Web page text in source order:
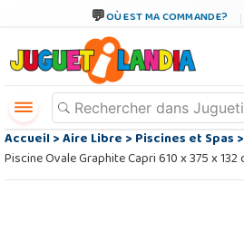
OÙ EST MA COMMANDE?
Accueil>Aire Libre>Piscines et Spas>
Piscine Ovale Graphite Capri 610 x 375 x 132